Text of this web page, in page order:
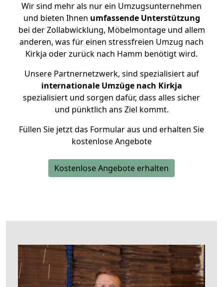
Wir sind mehr als nur ein Umzugsunternehmen
und bieten Ihnen umfassende Unterstützung
bei der Zollabwicklung, Möbelmontage und allem
anderen, was für einen stressfreien Umzug nach
Kirkja oder zurück nach Hamm benötigt wird.
Unsere Partnernetzwerk, sind spezialisiert auf
internationale Umzüge nach Kirkja
spezialisiert und sorgen dafür, dass alles sicher
und pünktlich ans Ziel kommt.
Füllen Sie jetzt das Formular aus und erhalten Sie
kostenlose Angebote
Kostenlose Angebote erhalten